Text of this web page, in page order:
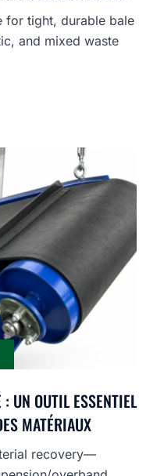
for tight, durable bale
and mixed waste
UN OUTIL ESSENTIEL
MATÉRIAUX
recovery—